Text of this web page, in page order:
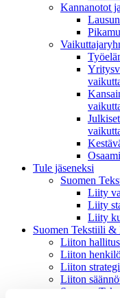
Kannanotot
Tule jäseneksi
Suomen
Liity
Liity
Liity
Suomen Tekstiili &
Liiton hallitus
Liiton
Liiton
Liiton
Suomen